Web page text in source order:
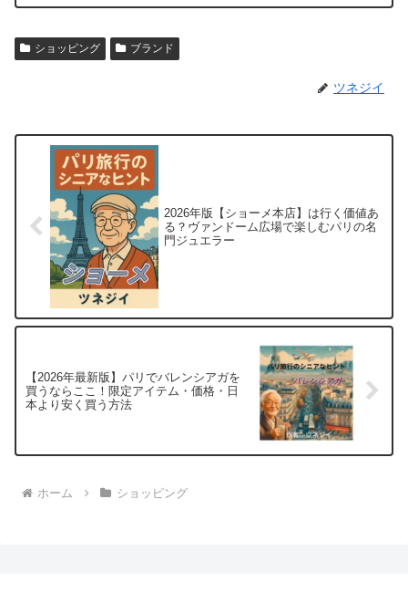
ショッピング ブランド
ツネジイ
2026年版【ショーメ本店】は行く価値あ
る？ヴァンドーム広場で楽しむパリの名
門ジュエラー
【2026年最新版】パリでバレンシアガを
買うならここ！限定アイテム・価格・日
本より安く買う方法
ホーム ショッピング